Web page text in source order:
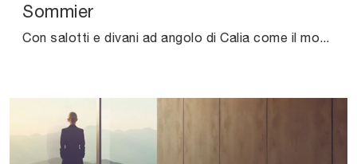
Sommier
Con salotti e divani ad angolo di Calia come il modello Sommier in tessuto, potrai completare il tuo progetto d'arredo.